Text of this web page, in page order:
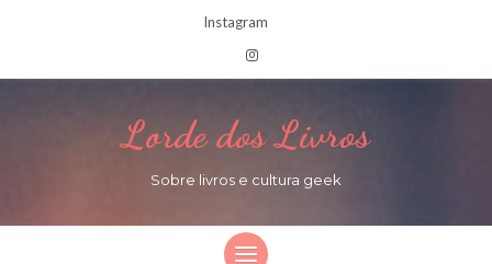
Instagram
Lorde dos Livros
Sobre livros e cultura geek